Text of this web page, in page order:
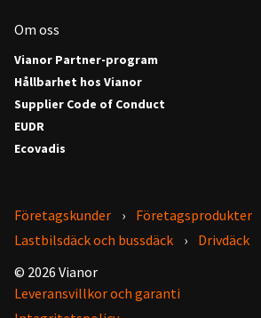
Om oss
Vianor Partner-program
Hållbarhet hos Vianor
Supplier Code of Conduct
EUDR
Ecovadis
Företagskunder
Företagsprodukter
Lastbilsdäck och bussdäck
Drivdäck
© 2026 Vianor
Leveransvillkor och garanti